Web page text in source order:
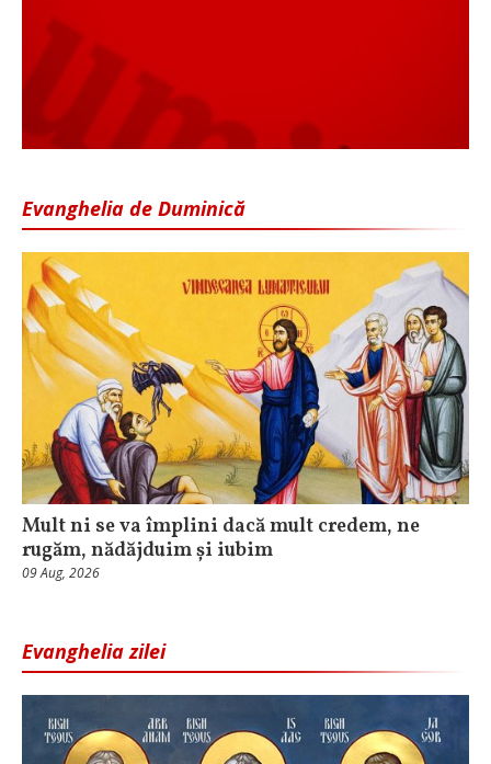
Evanghelia de Duminică
Mult ni se va împlini dacă mult credem, ne
rugăm, nădăjduim și iubim
09 Aug, 2026
Evanghelia zilei